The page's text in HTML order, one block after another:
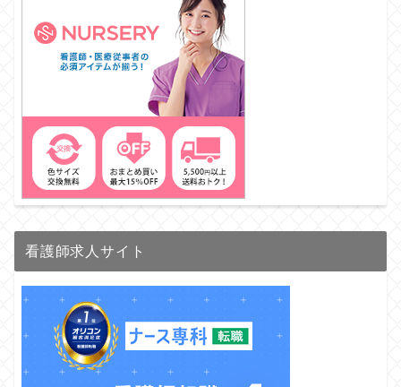
看護師求人サイト